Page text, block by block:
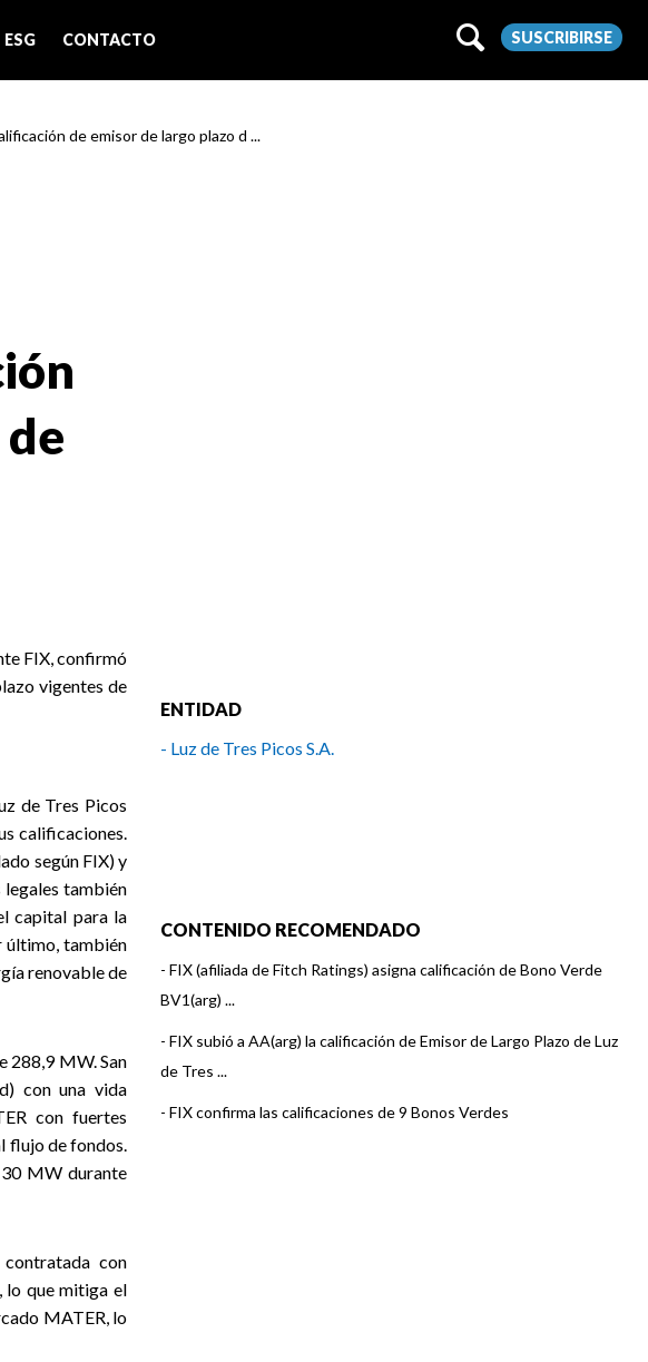
ESG CONTACTO SUSCRIBIRSE
de emisor de largo plazo d ...
FIX, confirmó
vigentes de
de Tres Picos
calificaciones.
según FIX) y
legales también
capital para la
último, también
renovable de
288,9 MW. San
con una vida
con fuertes
flujo de fondos.
MW durante
con
lo que mitiga el
MATER, lo
ENTIDAD
- Luz de Tres Picos S.A.
CONTENIDO RECOMENDADO
- FIX (afiliada de Fitch Ratings) asigna calificación de Bono Verde
BV1(arg) ...
- FIX subió a AA(arg) la calificación de Emisor de Largo Plazo de Luz
de Tres ...
- FIX confirma las calificaciones de 9 Bonos Verdes